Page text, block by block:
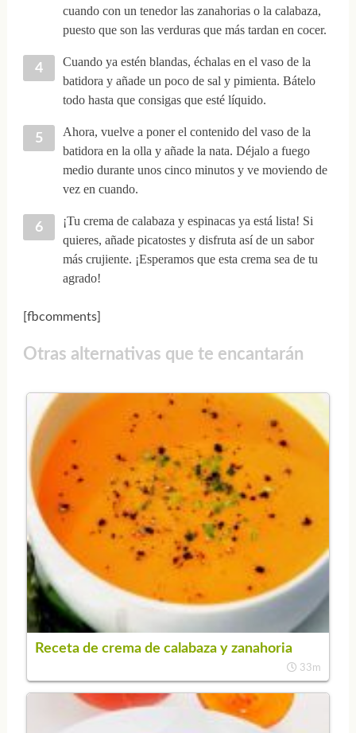
cuando con un tenedor las zanahorias o la calabaza,
puesto que son las verduras que más tardan en cocer.
Cuando ya estén blandas, échalas en el vaso de la
batidora y añade un poco de sal y pimienta. Bátelo
todo hasta que consigas que esté líquido.
Ahora, vuelve a poner el contenido del vaso de la
batidora en la olla y añade la nata. Déjalo a fuego
medio durante unos cinco minutos y ve moviendo de
vez en cuando.
¡Tu crema de calabaza y espinacas ya está lista! Si
quieres, añade picatostes y disfruta así de un sabor
más crujiente. ¡Esperamos que esta crema sea de tu
agrado!
[fbcomments]
Otras alternativas que te encantarán
Receta de crema de calabaza y zanahoria
33m